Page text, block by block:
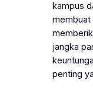
kampus
membuat
jangka
penting